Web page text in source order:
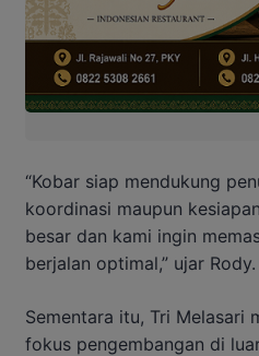
“Kobar siap mendukung
koordinasi maupun
besar dan kami ingin
berjalan optimal,” ujar Rody.
Sementara itu, Tri Melasari
fokus pengembangan di